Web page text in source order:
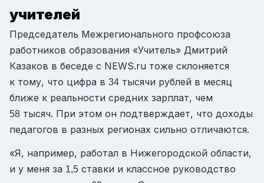
учителей
Председатель Межрегионального профсоюза
работников образования «Учитель» Дмитрий
Казаков в беседе с NEWS.ru тоже склоняется
к тому, что цифра в 34 тысячи рублей в месяц
ближе к реальности средних зарплат, чем
58 тысяч. При этом он подтверждает, что доходы
педагогов в разных регионах сильно отличаются.
«Я, например, работал в Нижегородской области,
и у меня за 1,5 ставки и классное руководство